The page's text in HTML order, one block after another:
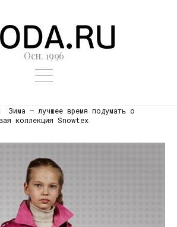
Осн. 1996
Зима — лучшее время подумать о
коллекция Snowtex